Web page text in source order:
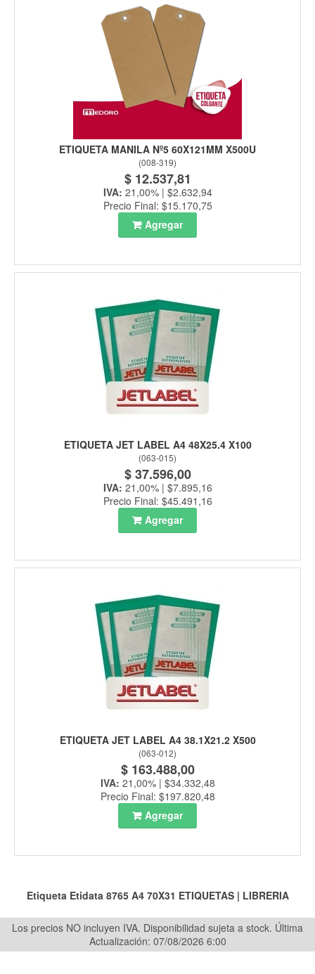
ETIQUETA MANILA Nº5 60X121MM X500U
(008-319)
$ 12.537,81
IVA: 21,00% | $2.632,94
Precio Final: $15.170,75
Agregar
ETIQUETA JET LABEL A4 48X25.4 X100
(063-015)
$ 37.596,00
IVA: 21,00% | $7.895,16
Precio Final: $45.491,16
Agregar
ETIQUETA JET LABEL A4 38.1X21.2 X500
(063-012)
$ 163.488,00
IVA: 21,00% | $34.332,48
Precio Final: $197.820,48
Agregar
Etiqueta Etidata 8765 A4 70X31 ETIQUETAS| LIBRERIA
Los precios NO incluyen IVA. Disponibilidad sujeta a stock. Última
Actualización: 07/08/2026 6:00